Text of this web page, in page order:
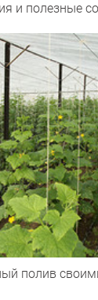
и полезные
полив